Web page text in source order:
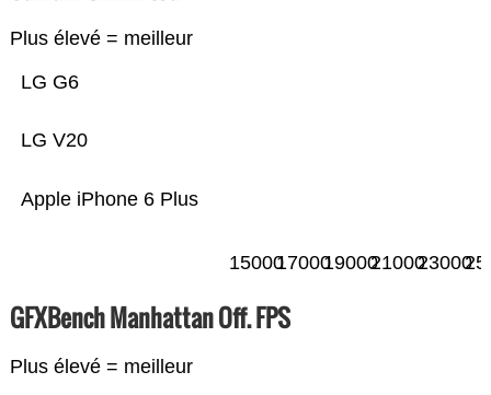
Plus élevé = meilleur
Apple iPhone 6 Plus
LG V20
LG G6
1500017000190002100023000
GFXBench Manhattan Off. FPS
Plus élevé = meilleur